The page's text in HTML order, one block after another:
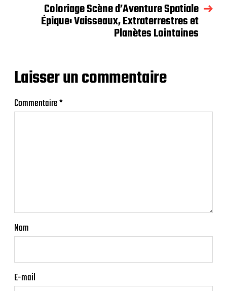
Coloriage Scène d’Aventure Spatiale
Épique: Vaisseaux, Extraterrestres et
Planètes Lointaines
Laisser un commentaire
Commentaire*
Nom
E-mail